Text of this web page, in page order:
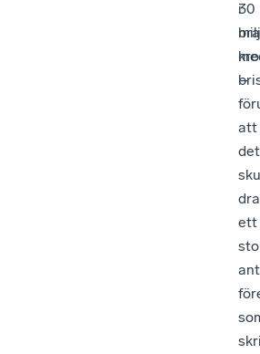
i30
–
att
det
ett